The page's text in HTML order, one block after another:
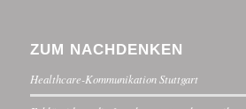
ZUM NACHDENKEN
Healthcare-Kommunikation Stuttgart